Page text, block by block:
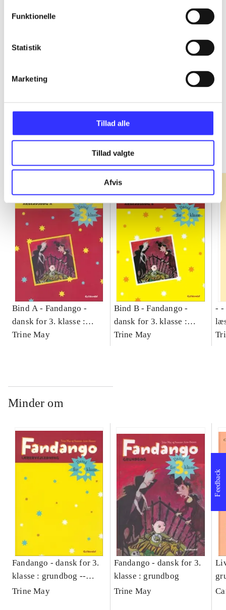
Funktionelle
Statistik
Marketing
Tillad alle
Tillad valgte
Afvis
Fandango - dansk for 3. klasse
Bind A - Fandango -
dansk for 3. klasse :
grundbog -- Arbejdsbog.
Trine May
Bind B -Fandango -
dansk for 3. klasse :
grundbog -- Arbejdsbog.
Trine May
- -
-
Minder om
Fandango - dansk for 3.
klasse : grundbog --
Lærervejledning
Trine May
Fandango - dansk for 3.
klasse : grundbog
Trine May
Feedback